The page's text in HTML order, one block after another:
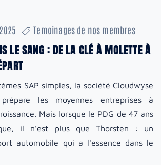
Temoinages de nos membres
le sang : de la clé à molette à
SAP simples, la société Cloudwyse
les moyennes entreprises à
Mais lorsque le PDG de 47 ans
il n'est plus que Thorsten : un
automobile qui a l'essence dans le